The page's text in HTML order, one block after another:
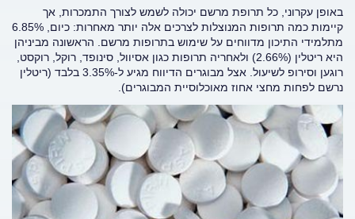
באופן עקרוני, כל תרופת מרשם יכולה לשמש לצורך התמכרות, אך
קיימות כמה תרופות המנוצלות לצרכים אלה יותר מאחרות: כיום, 6.85%
מתלמידי התיכון מדווחים על שימוש בתרופות מרשם. הראשונה מביניהן
היא ריטלין (2.66%) ולאחריה תרופות כגון אסיוול, סינופד, רוקל, רוקסט,
רוגען וסירופ לשיעול. אצל מבוגרים הדיווח מגיע ל-3.35% בלבד (ריטלין
נרשם לפחות מחצי אחוז מאוכלוסיית המבוגרים).